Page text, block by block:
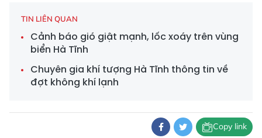
TIN LIÊN QUAN
Cảnh báo gió giật mạnh, lốc xoáy trên vùng
biển Hà Tĩnh
Chuyên gia khí tượng Hà Tĩnh thông tin về
đợt không khí lạnh
Copy link